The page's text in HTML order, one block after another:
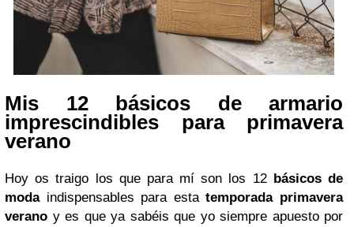
Mis 12 básicos de armario
imprescindibles para primavera
verano
Hoy os traigo los que para mí son los 12 básicos de
modaindispensables para estatemporada primavera
verano y es que ya sabéis que yo siempre apuesto por